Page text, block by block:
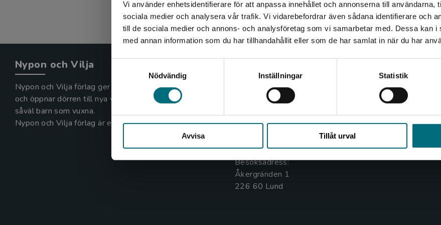
Vi använder enhetsidentifierare för att anpassa innehållet och annonserna till användarna,
sociala medier och analysera vår trafik. Vi vidarebefordrar även sådana identifierare och
till de sociala medier och annons- och analysföretag som vi samarbetar med. Dessa kan i
med annan information som du har tillhandahållit eller som de har samlat in när du har
Nödvändig
Inställningar Statistik
Avvisa Tillåt urval
Det verkar som att du besöker nyponochviljaforlag.se via
en enhet utanför Sverige. Vi erbjuder inte leveranser
utanför Sverige. För att kunna slutföra ett köp måste
leveransadressen vara i Sverige.
Nypon och Vilja
Nypon och Vilja förlag ger ut böcker som väcker läslust
och öppnar dörren till nya världar och möjligheter för
såväl barn som vuxna.
Nypon och Vilja förlag är en del av Studentlitteratur.
Kontakta oss
046-31 20 00
Box 141
Besöksadress:
Åkergränden 1
Kontakta kundservice
046-31 21 00
Frågor och svar
Köpvillkor